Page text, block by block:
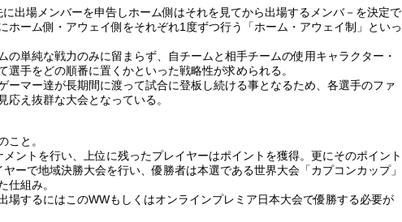
出場メンバーを申告しホーム側はそれを見てから出場するメンバ－を決定で
ホーム側・アウェイ側をそれぞれ1度ずつ行う「ホーム・アウェイ制」といっ
の単純な戦力のみに留まらず、自チームと相手チームの使用キャラクター・
選手をどの順番に置くかといった戦略性が求められる。
ーマー達が長期間に渡って試合に登板し続ける事となるため、各選手のファ
応え抜群な大会となっている。
こと。
ントを行い、上位に残ったプレイヤーはポイントを獲得。更にそのポイント
ーで地域決勝大会を行い、優勝者は本選である世界大会「カプコンカップ」
仕組み。
場するにはこのWWもしくはオンラインプレミア日本大会で優勝する必要が